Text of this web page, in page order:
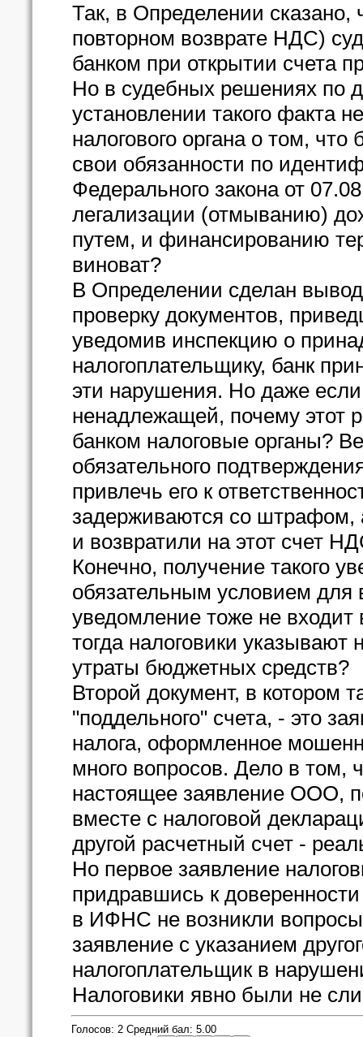
Так, в Определении
повторном возврате НДС)
банком при открытии счета
Но в судебных решениях по
установлении такого факта
налогового органа о том,
свои обязанности по
Федерального закона от
легализации (отмыванию)
путем, и финансированию
виноват?
В Определении сделан
проверку документов,
уведомив инспекцию о
налогоплательщику, банк
эти нарушения. Но даже
ненадлежащей, почему этот
банком налоговые органы?
обязательного
привлечь его к
задерживаются со штрафом,
и возвратили на этот счет
Конечно, получение такого
обязательным условием для
уведомление тоже не входит
тогда налоговики указывают
утраты бюджетных средств?
Второй документ, в котором
"поддельного" счета, - это
налога, оформленное
много вопросов. Дело в том,
настоящее заявление ООО,
вместе с налоговой
другой расчетный счет -
Но первое заявление
придравшись к
в ИФНС не возникли
заявление с указанием
налогоплательщик в
Налоговики явно были не
Голосов: 2 Средний бал: 5.00